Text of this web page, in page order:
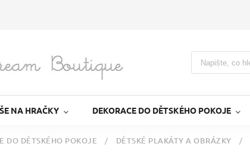
NA HRAČKY DEKORACE DO DĚTSKÉHO POKOJE
DO DĚTSKÉHO POKOJE / DĚTSKÉ PLAKÁTY A OBRÁZKY /